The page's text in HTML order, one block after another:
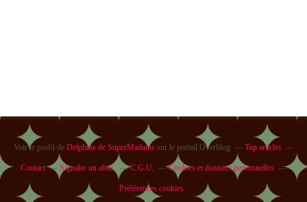
Voir le profil de Delphine de SuperMadamesur le portail Overblog Top articles
Contact Signaler un abus C.G.U. Cookies et données personnelles
Préférences cookies